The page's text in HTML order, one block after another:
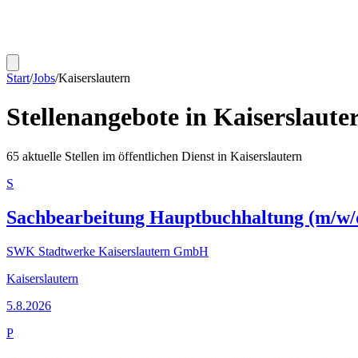
Start/Jobs/Kaiserslautern
Stellenangebote in
65 aktuelle Stellen im öffentlichen Dienst in Kaiserslautern
S
Sachbearbeitung Hauptbuchhaltung (m/
SWK Stadtwerke Kaiserslautern GmbH
Kaiserslautern
5.8.2026
P